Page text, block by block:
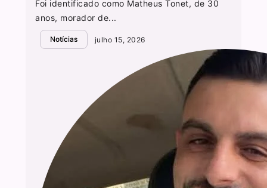
Foi identificado como Matheus Tonet, de 30
anos, morador de...
Notícias julho 15, 2026